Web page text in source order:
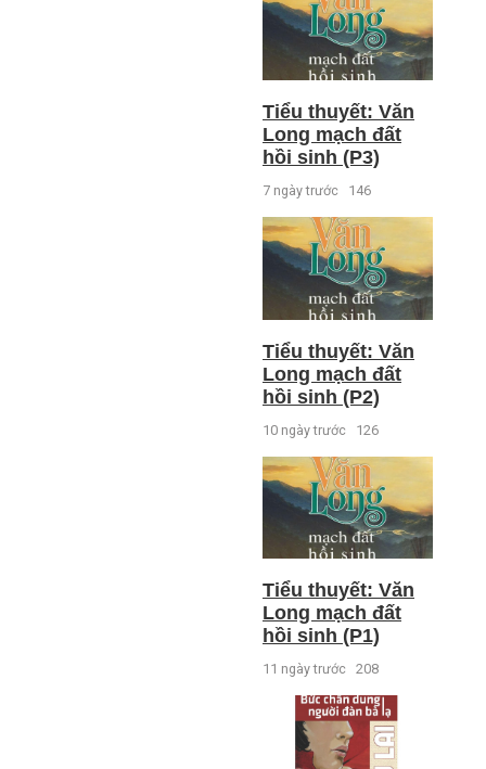
Tiểu thuyết: Văn
Long mạch đất
hồi sinh (P3)
7 ngày trước 146
Tiểu thuyết: Văn
Long mạch đất
hồi sinh (P2)
10 ngày trước 126
Tiểu thuyết: Văn
Long mạch đất
hồi sinh (P1)
11 ngày trước 208